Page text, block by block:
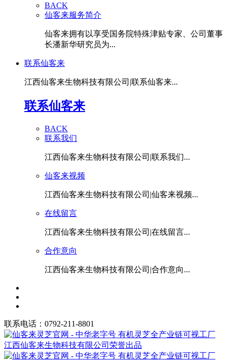
BACK
仙客来服务简介
仙客来拥有以享受国务院特殊津贴专家、公司董事
长潘新华研究员为...
联系仙客来
江西仙客来生物科技有限公司|联系仙客来...
联系仙客来
BACK
联系我们
江西仙客来生物科技有限公司|联系我们...
仙客来视频
江西仙客来生物科技有限公司|仙客来视频...
在线留言
江西仙客来生物科技有限公司|在线留言...
合作意向
江西仙客来生物科技有限公司|合作意向...
联系电话：0792-211-8801